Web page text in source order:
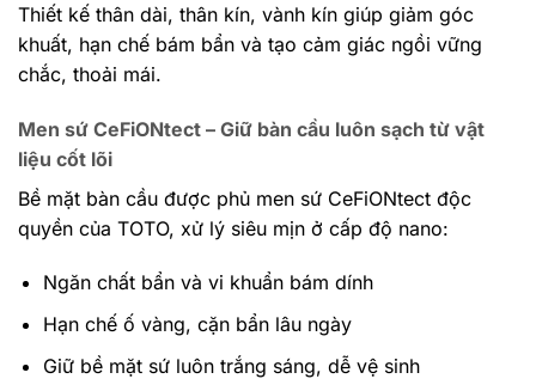
Thiết kế thân dài, thân kín, vành kín giúp giảm góc
khuất, hạn chế bám bẩn và tạo cảm giác ngồi vững
chắc, thoải mái.
Men sứ CeFiONtect – Giữ bàn cầu luôn sạch từ vật
liệu cốt lõi
Bề mặt bàn cầu được phủ men sứ CeFiONtect độc
quyền của TOTO, xử lý siêu mịn ở cấp độ nano:
Ngăn chất bẩn và vi khuẩn bám dính
Hạn chế ố vàng, cặn bẩn lâu ngày
Giữ bề mặt sứ luôn trắng sáng, dễ vệ sinh